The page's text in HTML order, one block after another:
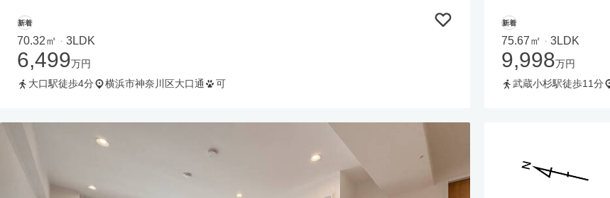
新着
70.32㎡ ・ 3LDK
6,499万円
大口駅徒歩4分
横浜市神奈川区大口通 可
新着
75.67㎡ ・ 3LDK
9,998万円
武蔵小杉駅徒歩11分